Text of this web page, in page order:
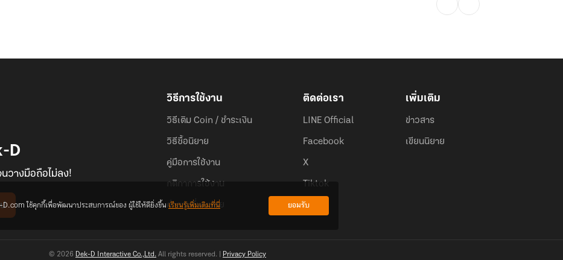
D
วางมือถือไม่ลง!
วิธีการใช้งาน
วิธีเติม Coin / ชำระเงิน
วิธีซื้อนิยาย
คู่มือการใช้งาน
กติกาการใช้งาน
คำถามที่พบบ่อย
ติดต่อเรา
LINE Official
Facebook
X
Tiktok
เพิ่มเติม
ข่าวสาร
เขียนนิยาย
© 2026 Dek-D Interactive Co.,Ltd. All rights reserved. | Privacy Policy
ใช้คุกกี้เพื่อพัฒนาประสบการณ์ของ ผู้ใช้ให้ดียิ่งขึ้นเรียนรู้เพิ่มเติมที่นี่ ยอมรับ